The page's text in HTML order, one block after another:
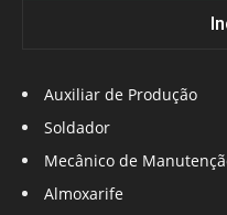
Auxiliar de Produção
Soldador
Mecânico de
Almoxarife